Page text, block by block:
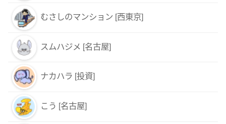
むさしのマンション [西東京]
スムハジメ [名古屋]
ナカハラ [投資]
こう [名古屋]